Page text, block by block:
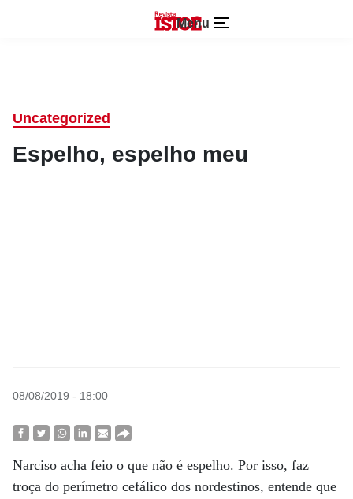
Menu
Uncategorized
Espelho, espelho meu
08/08/2019 - 18:00
Narciso acha feio o que não é espelho. Por isso, faz
troça do perímetro cefálico dos nordestinos, entende que